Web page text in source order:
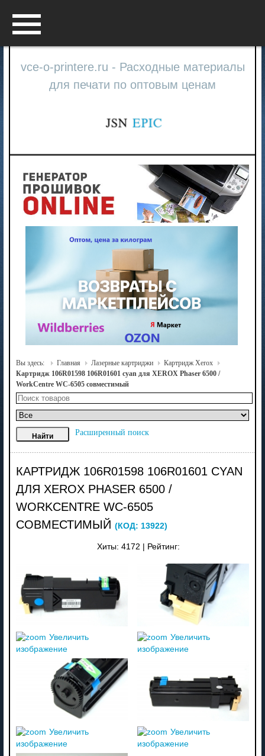
vce-o-printere.ru - Расходные материалы
для печати по оптовым ценам
Вы здесь: Главная Лазерные картриджи
Картридж Xerox
Картридж 106R01598 106R01601 cyan для XEROX Phaser 6500 /
WorkCentre WC-6505 совместимый
Расширенный поиск
КАРТРИДЖ 106R01598 106R01601 CYAN
ДЛЯ XEROX PHASER 6500 /
WORKCENTRE WC-6505
СОВМЕСТИМЫЙ (КОД: 13922)
Хиты: 4172 Рейтинг:
Увеличить
изображение
Увеличить
изображение
Увеличить
изображение
Увеличить
изображение